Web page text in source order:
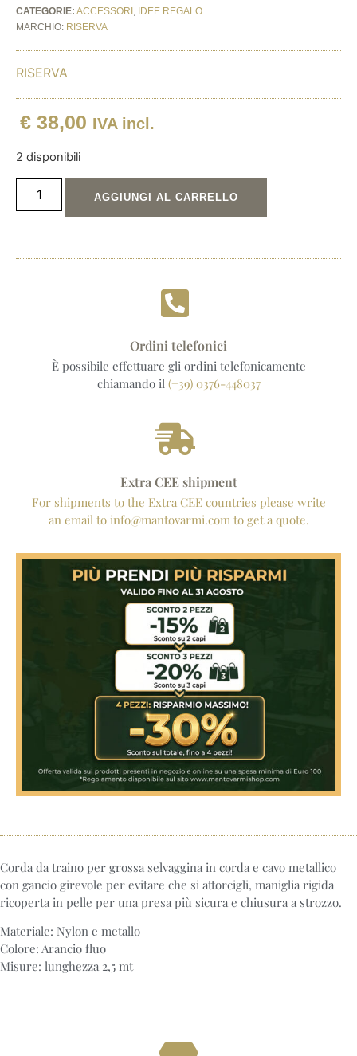
CATEGORIE: ACCESSORI , IDEE REGALO
MARCHIO: RISERVA
RISERVA
€ 38,00 IVA incl.
2 disponibili
AGGIUNGI AL CARRELLO
Ordini telefonici
È possibile effettuare gli ordini telefonicamente
chiamando il (+39) 0376-448037
Extra CEE shipment
For shipments to the Extra CEE countries please write
an email to info@mantovarmi.com to get a quote.
Corda da traino per grossa selvaggina in corda e cavo metallico
con gancio girevole per evitare che si attorcigli, maniglia rigida
ricoperta in pelle per una presa più sicura e chiusura a strozzo.
Materiale: Nylon e metallo
Colore: Arancio fluo
Misure: lunghezza 2,5 mt